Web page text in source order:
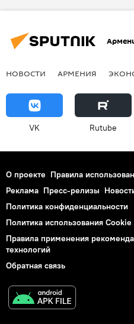
НОВОСТИ АРМЕНИЯ
VK Rutube
О проекте Правила
Реклама Пресс-релизы
Политика конфиденциальности
Политика использования Cookie
Правила применения
технологий
Обратная связь